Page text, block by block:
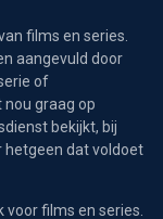
films en series.
aangevuld door
of
graag op
bekijkt, bij
hetgeen dat voldoet
films en series.